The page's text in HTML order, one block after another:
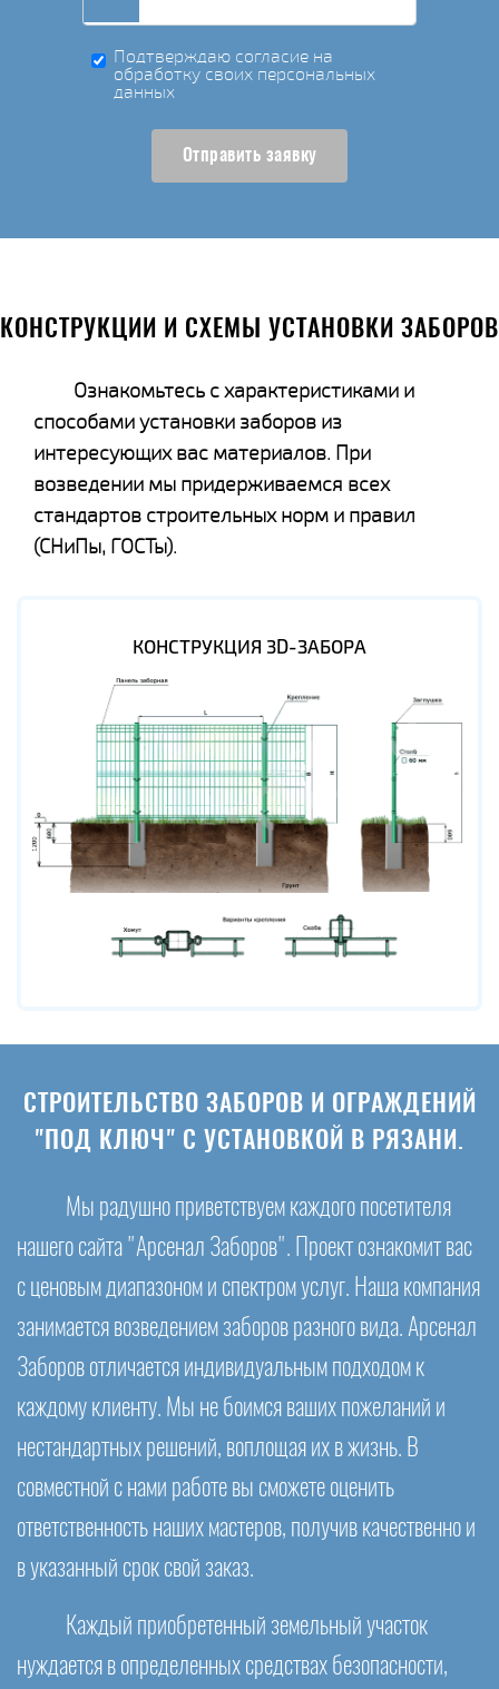
Подтверждаю согласие на
обработку своих персональных
данных
Отправить заявку
КОНСТРУКЦИИ И СХЕМЫ УСТАНОВКИ ЗАБОРОВ
Ознакомьтесь с характеристиками и
способами установки заборов из
интересующих вас материалов. При
возведении мы придерживаемся всех
стандартов строительных норм и правил
(СНиПы, ГОСТы).
КОНСТРУКЦИЯ 3D-ЗАБОРА
СТРОИТЕЛЬСТВО ЗАБОРОВ И ОГРАЖДЕНИЙ
"ПОД КЛЮЧ" С УСТАНОВКОЙ В РЯЗАНИ.
Мы радушно приветствуем каждого посетителя
нашего сайта "Арсенал Заборов". Проект ознакомит вас
с ценовым диапазоном и спектром услуг. Наша компания
занимается возведением заборов разного вида. Арсенал
Заборов отличается индивидуальным подходом к
каждому клиенту. Мы не боимся ваших пожеланий и
нестандартных решений, воплощая их в жизнь. В
совместной с нами работе вы сможете оценить
ответственность наших мастеров, получив качественно и
в указанный срок свой заказ.
Каждый приобретенный земельный участок
нуждается в определенных средствах безопасности,